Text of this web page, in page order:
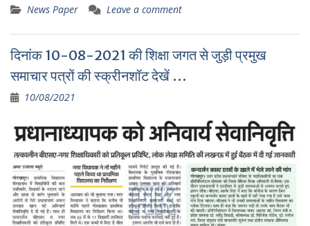
News Paper Leave a comment
दिनांक 10-08-2021 की शिक्षा जगत से जुड़ी प्रमुख
समाचार पत्रों की स्क्रीनशॉट देखें …
10/08/2021